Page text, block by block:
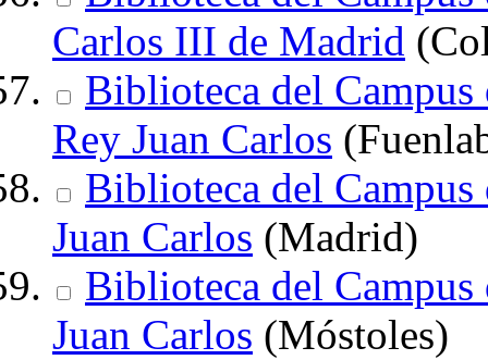
Carlos III de Madrid
Biblioteca del
Rey Juan Carlos
Biblioteca del
Juan Carlos (Madrid)
Biblioteca del
Juan Carlos (Móstoles)